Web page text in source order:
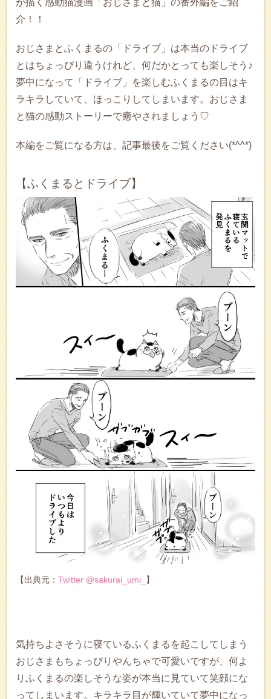
介！！
おじさまとふくまるの「ドライブ」は本当のドライブ
とはちょっぴり違うけれど、何だかとっても楽しそう♪
夢中になって「ドライブ」を楽しむふくまるの目はキ
ラキラしていて、ほっこりしてしまいます。おじさま
と猫の感動ストーリーで癒やされましょう♡
本編をご覧になる方は、記事最後をご覧ください(*^^*)
【ふくまるとドライブ】
【出典元： Twitter @sakurai_umi_ 】
気持ちよさそうに寝ているふくまるを起こしてしまう
おじさまもちょっぴりやんちゃで可愛いですが、何よ
りふくまるの楽しそうな姿が本当に見ていて笑顔にな
ってしまいます。キラキラ目が輝いていて夢中になっ